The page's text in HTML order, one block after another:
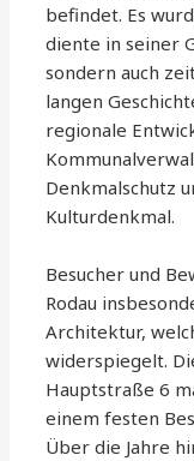
befindet. Es
diente in seiner
sondern auch
langen
regionale
Denkmalschutz
Kulturdenkmal.
Besucher und
Rodau
Architektur,
widerspiegelt.
Hauptstraße 6
einem festen
Über die Jahre